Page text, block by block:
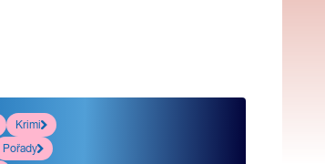
Krimi
Pořady